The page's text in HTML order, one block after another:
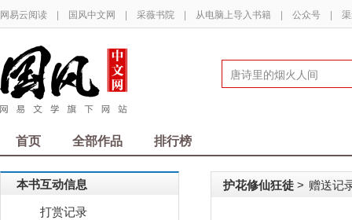
网易云阅读 | 国风中文网 | 采薇书院 | 从电脑上导入书籍 | 公众号 |
首页 全部作品 排行榜
本书互动信息
打赏记录
护花修仙狂徒 > 赠送记